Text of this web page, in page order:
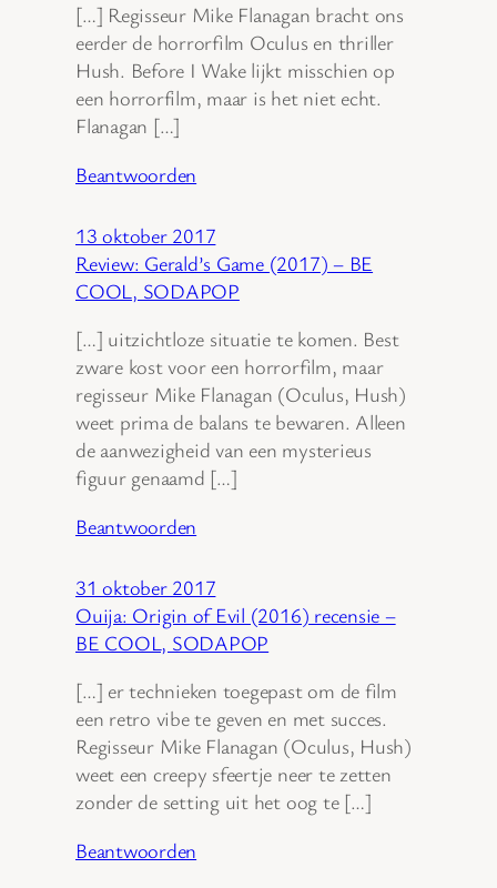
[…] Regisseur Mike Flanagan bracht ons
eerder de horrorfilm Oculus en thriller
Hush. Before I Wake lijkt misschien op
een horrorfilm, maar is het niet echt.
Flanagan […]
Beantwoorden
13 oktober 2017
Review: Gerald’s Game (2017) – BE
COOL, SODAPOP
[…] uitzichtloze situatie te komen. Best
zware kost voor een horrorfilm, maar
regisseur Mike Flanagan (Oculus, Hush)
weet prima de balans te bewaren. Alleen
de aanwezigheid van een mysterieus
figuur genaamd […]
Beantwoorden
31 oktober 2017
Ouija: Origin of Evil (2016) recensie –
BE COOL, SODAPOP
[…] er technieken toegepast om de film
een retro vibe te geven en met succes.
Regisseur Mike Flanagan (Oculus, Hush)
weet een creepy sfeertje neer te zetten
zonder de setting uit het oog te […]
Beantwoorden